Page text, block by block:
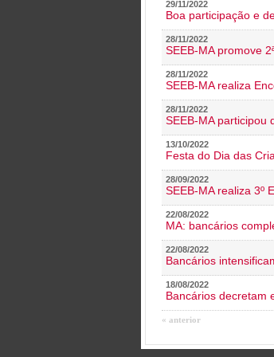
29/11/2022
Boa participação e
28/11/2022
SEEB-MA promove
28/11/2022
SEEB-MA realiza
28/11/2022
SEEB-MA participou
13/10/2022
Festa do Dia das
28/09/2022
SEEB-MA realiza 3º
22/08/2022
MA: bancários
22/08/2022
Bancários
18/08/2022
Bancários decretam
« anterior